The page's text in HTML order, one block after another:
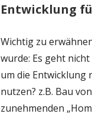
Entwicklung
Wichtig zu
wurde: Es geht
um die Entwicklung
nutzen? z.B. Bau
zunehmenden